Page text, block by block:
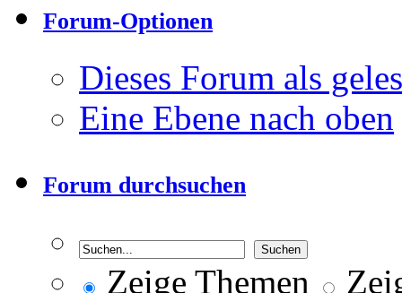
Forum-Optionen
Dieses Forum als
Eine Ebene nach oben
Forum durchsuchen
Zeige Themen